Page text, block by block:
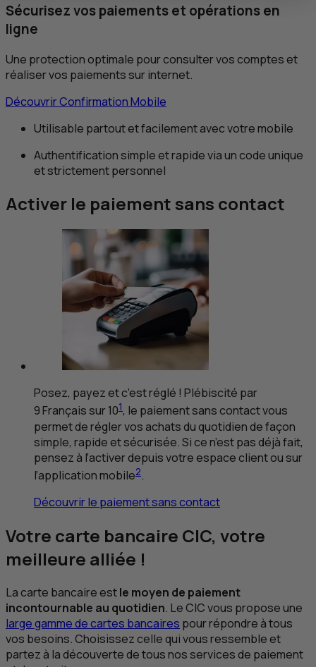
Sécurisez vos paiements et opérations en
ligne
Une protection optimale pour consulter vos comptes et
réaliser vos paiements sur internet.
Découvrir Confirmation Mobile
Utilisable partout et facilement avec votre mobile
Authentification simple et rapide via un code unique
et strictement personnel
Activer le paiement sans contact
Posez, payez et c’est réglé ! Plébiscité par
9 Français sur 101, le paiement sans contact vous
permet de régler vos achats du quotidien de façon
simple, rapide et sécurisée. Si ce n’est pas déjà fait,
pensez à l’activer depuis votre espace client ou sur
l’application mobile2.
Découvrir le paiement sans contact
Votre carte bancaire CIC, votre
meilleure alliée !
La carte bancaire estle moyen de paiement
incontournable au quotidien. LeCICvous propose une
large gamme de cartes bancaires pour répondre à tous
vos besoins. Choisissez celle qui vous ressemble et
partez à la découverte de tous nos services de paiement